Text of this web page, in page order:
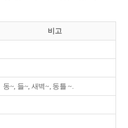
비고
동~, 들~, 새벽~, 동틀 ~.